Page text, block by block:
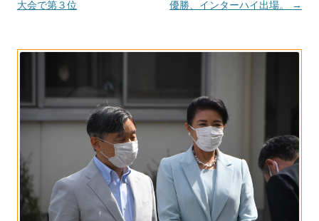
稿
シ
ョ
大会で第３位
優勝、インターハイ出場。
→